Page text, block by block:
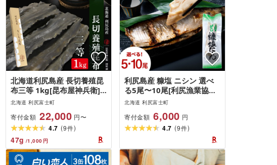
北海道利尻島産 長切養殖昆
布三等 1kg[昆布屋神兵衛]
北海道ふるさと納税 利尻富
昆布 利尻昆布 高級昆布 お
出汁 コンブ こんぶ 北海道
産昆布 利尻こんぶ 贈答
北海道 利尻富士町
寄付金額 22,000 円〜
4.7 (9件)
47g /1,000 円
利尻島産 糠塩 ニシン 選べ
る5尾〜10尾[利尻漁業協同
組合]魚 ぬか 塩 鰊 にしん ぬ
道ふるさと納税 利尻富士町
ふるさと納税 北海道
北海道 利尻富士町
寄付金額 6,000 円
4.7 (9件)